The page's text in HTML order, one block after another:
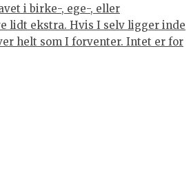
i birke-, ege-, eller
lidt ekstra. Hvis I selv ligger inde
helt som I forventer. Intet er for